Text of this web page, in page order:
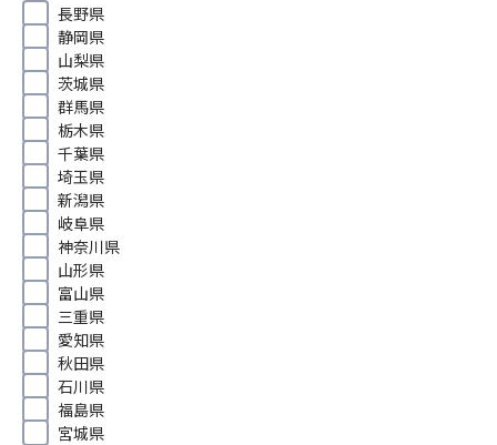
長野県
静岡県
山梨県
茨城県
群馬県
栃木県
千葉県
埼玉県
新潟県
岐阜県
神奈川県
山形県
富山県
三重県
愛知県
秋田県
石川県
福島県
宮城県